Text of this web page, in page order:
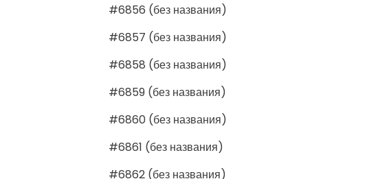
#6856 (без названия)
#6857 (без названия)
#6858 (без названия)
#6859 (без названия)
#6860 (без названия)
#6861 (без названия)
#6862 (без названия)